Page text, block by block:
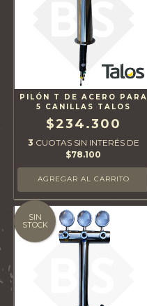
PILÓN T DE ACERO PARA
5 CANILLAS TALOS
$234.300
3 CUOTAS SIN INTERÉS DE
$78.100
SIN
STOCK